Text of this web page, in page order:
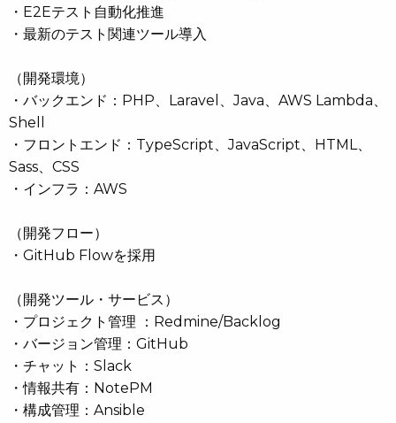
・E2Eテスト自動化推進
・最新のテスト関連ツール導入
（開発環境）
・バックエンド：PHP、Laravel、Java、AWS Lambda、
Shell
・フロントエンド：TypeScript、JavaScript、HTML、
Sass、CSS
・インフラ：AWS
（開発フロー）
・GitHub Flowを採用
（開発ツール・サービス）
・プロジェクト管理 ：Redmine/Backlog
・バージョン管理：GitHub
・チャット：Slack
・情報共有：NotePM
・構成管理：Ansible